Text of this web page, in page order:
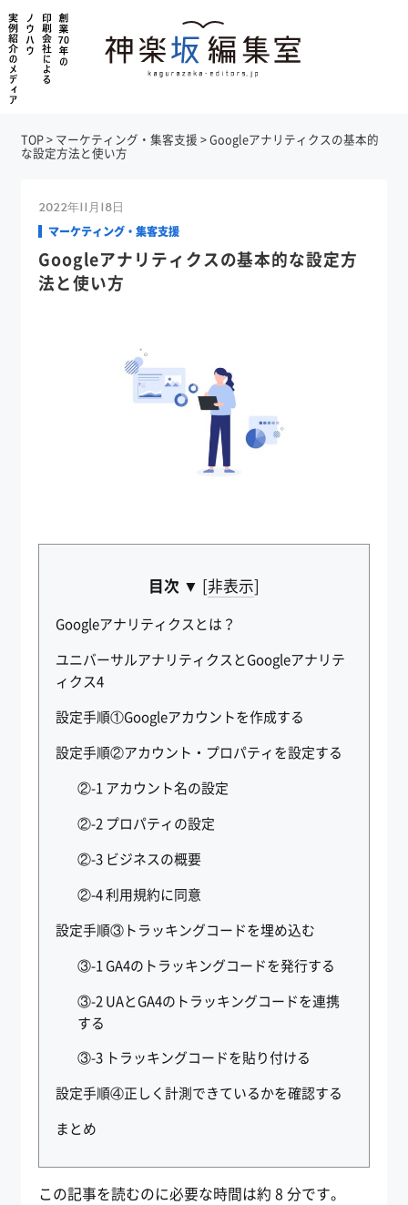
TOP> マーケティング・集客支援 >Googleアナリティクスの基本的
な設定方法と使い方
2022年11月18日
マーケティング・集客支援
Googleアナリティクスの基本的な設定方
法と使い方
目次 ▼ [非表示]
Googleアナリティクスとは？
ユニバーサルアナリティクスとGoogleアナリテ
ィクス4
設定手順①Googleアカウントを作成する
設定手順②アカウント・プロパティを設定する
②-1 アカウント名の設定
②-2 プロパティの設定
②-3 ビジネスの概要
②-4 利用規約に同意
設定手順③トラッキングコードを埋め込む
③-1 GA4のトラッキングコードを発行する
③-2 UAとGA4のトラッキングコードを連携
する
③-3 トラッキングコードを貼り付ける
設定手順④正しく計測できているかを確認する
まとめ
この記事を読むのに必要な時間は約 8 分です。